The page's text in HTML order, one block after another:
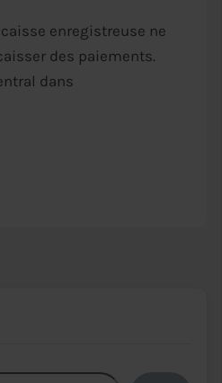
enregistreuse ne
des paiements.
dans